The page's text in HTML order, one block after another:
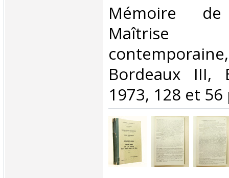
‎Mémoire de
Maîtrise
Bordeaux III,
1973, 128 et 56